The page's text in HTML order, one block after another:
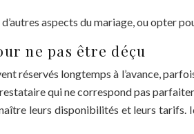
aspects du mariage, ou opter
ne pas être déçu
réservés longtemps à l’avance,
qui ne correspond pas
leurs disponibilités et leurs tarifs.